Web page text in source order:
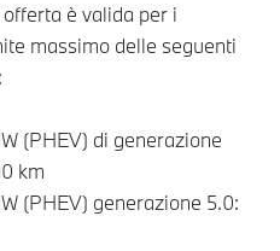
è valida per i
massimo delle seguenti
(PHEV) di generazione
km
(PHEV) generazione 5.0: